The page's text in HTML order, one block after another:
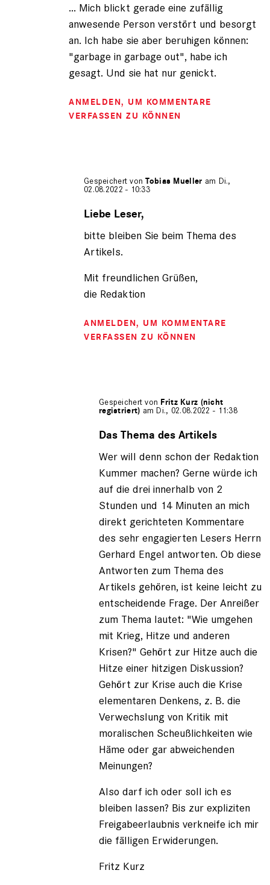
... Mich blickt gerade eine zufällig
anwesende Person verstört und besorgt
an. Ich habe sie aber beruhigen können:
"garbage in garbage out", habe ich
gesagt. Und sie hat nur genickt.
ANMELDEN, UM KOMMENTARE
VERFASSEN ZU KÖNNEN
Gespeichert vonTobias Mueller am Di.,
02.08.2022 - 10:33
auf
Gerhard
Engel
registriert)
Liebe Leser,
bitte bleiben Sie beim Thema des
Artikels.
Mit freundlichen Grüßen,
die Redaktion
ANMELDEN, UM KOMMENTARE
VERFASSEN ZU KÖNNEN
Gespeichert von Fritz Kurz (nicht
registriert) am Di., 02.08.2022 - 11:38
auf
Tobias
Mueller
Das Thema des Artikels
Wer will denn schon der Redaktion
Kummer machen? Gerne würde ich
auf die drei innerhalb von 2
Stunden und 14 Minuten an mich
direkt gerichteten Kommentare
des sehr engagierten Lesers Herrn
Gerhard Engel antworten. Ob diese
Antworten zum Thema des
Artikels gehören, ist keine leicht zu
entscheidende Frage. Der Anreißer
zum Thema lautet: "Wie umgehen
mit Krieg, Hitze und anderen
Krisen?" Gehört zur Hitze auch die
Hitze einer hitzigen Diskussion?
Gehört zur Krise auch die Krise
elementaren Denkens, z. B. die
Verwechslung von Kritik mit
moralischen Scheußlichkeiten wie
Häme oder gar abweichenden
Meinungen?
Also darf ich oder soll ich es
bleiben lassen? Bis zur expliziten
Freigabeerlaubnis verkneife ich mir
die fälligen Erwiderungen.
Fritz Kurz